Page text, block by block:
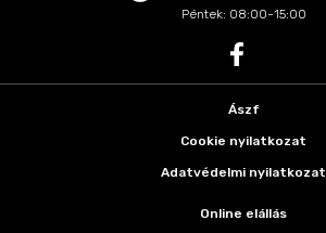
Péntek: 08:00-15:00
Ászf
Cookie nyilatkozat
Adatvédelmi nyilatkozat
Online elállás